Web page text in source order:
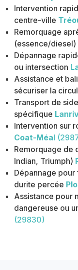
Intervention
centre-ville
Remorquage
(essence/
Dépannage
ou intersection
Assistance et
sécuriser la
Transport de
spécifique
Intervention sur
Coat-Méal
Remorquage de
Indian, Triumph)
Dépannage
durite percée
Assistance pour
dangereuse ou
(29830)